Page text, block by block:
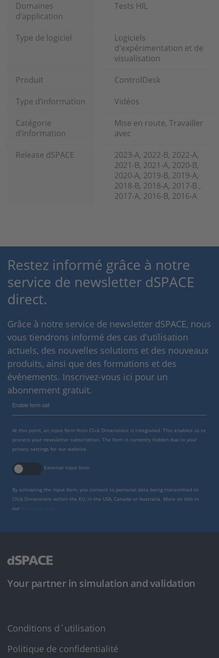
Domaines
d’application
Tests HIL
Type de logiciel
Logiciels
d'expérimentation et de
visualisation
Produit
ControlDesk
Type d’information
Vidéos
Catégorie
d’information
Mise en route, Travailler
avec
Release dSPACE
2023-A, 2022-B, 2022-A,
2021-B, 2021-A, 2020-B,
2020-A, 2019-B, 2019-A,
2018-B, 2018-A, 2017-B ,
2017-A, 2016-B, 2016-A
Restez informé grâce à notre
service de newsletter dSPACE
direct.
Grâce à notre service de newsletter dSPACE, nous
vous tiendrons informé des cas d'utilisation
actuels, des nouvelles solutions et des nouveaux
produits, ainsi que des formations et des
événements. Inscrivez-vous ici pour un
abonnement gratuit.
Enable form call
At this point, an input form from Click Dimensions is integrated. This enables us to
process your newsletter subscription. The form is currently hidden due to your
privacy settings for our website.
External input form
By activating the input form, you consent to personal data being transmitted to
Click Dimensions within the EU, in the USA, Canada or Australia. More on this in
our
Your partner in simulation and validation
Conditions d´utilisation
Politique de confidentialité